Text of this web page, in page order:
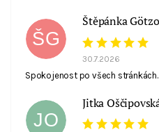
ŠG
Štěpánka
30.7.2026
Spokojenost po všech
JO
Jitka